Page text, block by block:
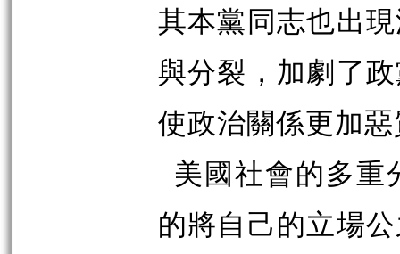
其本黨同志也出
與分裂，加劇了
使政治關係更加
美國社會的多重
的將自己的立場